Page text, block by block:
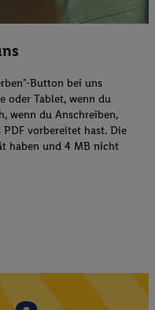
Button bei uns
oder Tablet, wenn du
wenn du Anschreiben,
vorbereitet hast. Die
haben und 4 MB nicht